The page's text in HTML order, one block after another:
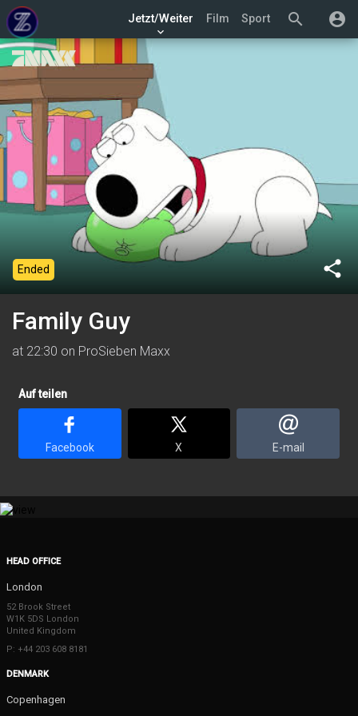
search account_circle
Jetzt/Weiter
keyboard_arrow_down
Film Sport
share
Ended
Family Guy
at 22:30 on ProSieben Maxx
Auf teilen
Facebook X E-mail
HEAD OFFICE
London
52 Brook Street
W1K 5DS London
United Kingdom
P: +44 203 608 8181
DENMARK
Copenhagen